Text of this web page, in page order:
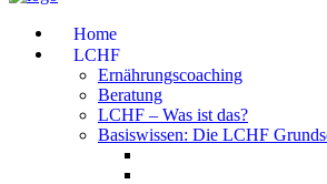
Home
LCHF
Ernährungscoaching
Beratung
LCHF – Was ist das?
Basiswissen: Die LCHF